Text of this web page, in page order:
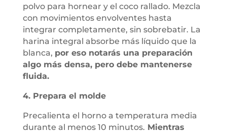
polvo para hornear y el coco rallado. Mezcla
con movimientos envolventes hasta
integrar completamente, sin sobrebatir. La
harina integral absorbe más líquido que la
blanca, por eso notarás una preparación
algo más densa, pero debe mantenerse
fluida.
4. Prepara el molde
Precalienta el horno a temperatura media
durante al menos 10 minutos. Mientras